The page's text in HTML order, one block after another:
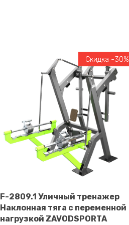
В корзину
Скидка -30%
F-2809.1 Уличный тренажер
Наклонная тяга с переменной
нагрузкой ZAVODSPORTA